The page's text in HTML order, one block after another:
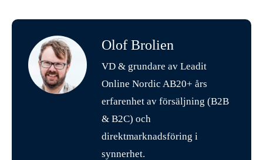
Olof Brolien
VD & grundare av Leadit
Online Nordic AB20+ års
erfarenhet av försäljning (B2B
& B2C) och
direktmarknadsföring i
synnerhet.